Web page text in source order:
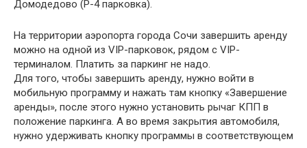
Домодедово (Р-4 парковка).
На территории аэропорта города Сочи завершить аренду
можно на одной из VIP-парковок, рядом с VIP-
терминалом. Платить за паркинг не надо.
Для того, чтобы завершить аренду, нужно войти в
мобильную программу и нажать там кнопку «Завершение
аренды», после этого нужно установить рычаг КПП в
положение паркинга. А во время закрытия автомобиля,
нужно удерживать кнопку программы в соответствующем